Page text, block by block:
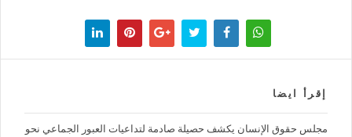
إقرأ ايضا
مجلس حقوق الإنسان يكشف حصيلة صادمة لتداعيات العبور الجماعي نحو